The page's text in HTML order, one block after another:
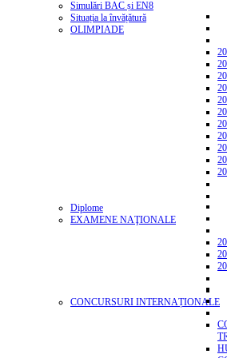
Simulări BAC și EN8
Situația la învățătură
OLIMPIADE
Diplome
EXAMENE NAŢIONALE
CONCURSURI INTERNAȚIONALE